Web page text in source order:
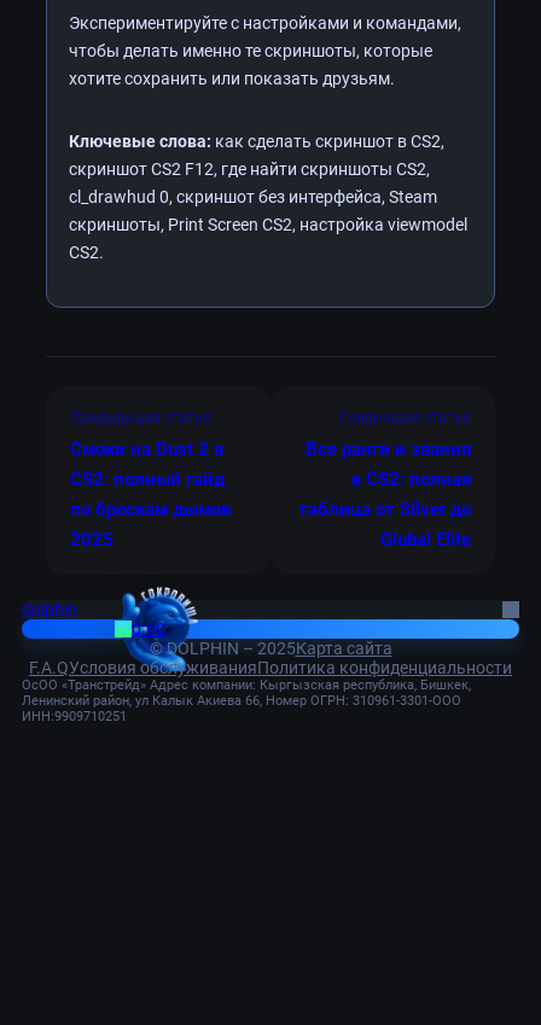
Экспериментируйте с настройками и командами,
чтобы делать именно те скриншоты, которые
хотите сохранить или показать друзьям.
Ключевые слова: как сделать скриншот в CS2,
скриншот CS2 F12, где найти скриншоты CS2,
cl_drawhud 0, скриншот без интерфейса, Steam
скриншоты, Print Screen CS2, настройка viewmodel
CS2.
Предыдущая статья
Смоки на Dust 2 в
CS2: полный гайд
по броскам дымов
2025
Следующая статья
Все ранги и звания
в CS2: полная
таблица от Silver до
Global Elite
dolphin
0.00
© DOLPHIN – 2025Карта сайта
F.A.QУсловия обслуживанияПолитика конфиденциальности
ОсОО «Транстрейд» Адрес компании: Кыргызская республика, Бишкек,
Ленинский район, ул Калык Акиева 66, Номер ОГРН: 310961-3301-ООО
ИНН:9909710251